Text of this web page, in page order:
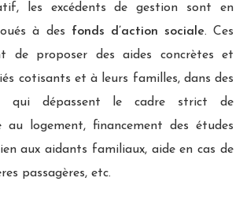
les excédents de gestion sont en
à des fonds d’action sociale. Ces
de proposer des aides concrètes et
cotisants et à leurs familles, dans des
qui dépassent le cadre strict de
au logement, financement des études
aux aidants familiaux, aide en cas de
passagères, etc.